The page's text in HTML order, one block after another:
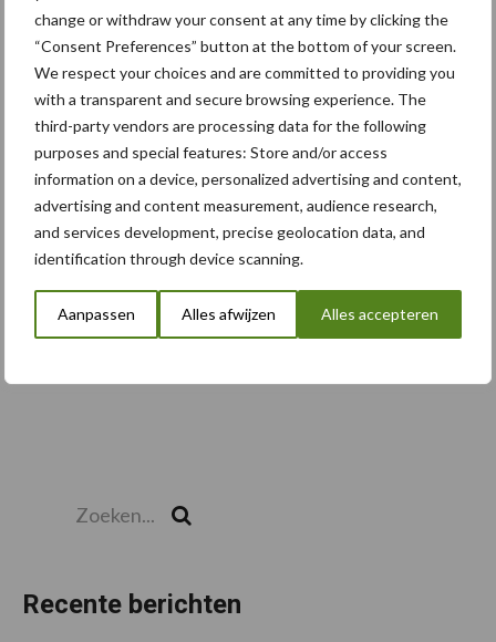
change or withdraw your consent at any time by clicking the
“Consent Preferences” button at the bottom of your screen.
We respect your choices and are committed to providing you
with a transparent and secure browsing experience. The
third-party vendors are processing data for the following
purposes and special features: Store and/or access
information on a device, personalized advertising and content,
advertising and content measurement, audience research,
and services development, precise geolocation data, and
identification through device scanning.
Aanpassen Alles afwijzen Alles accepteren
Nieuwe compacte gedragen
pootcombinatie van AVR
Toon meer
Recente berichten